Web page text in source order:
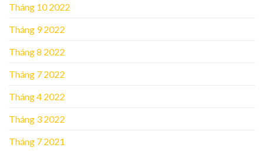
Tháng 10 2022
Tháng 9 2022
Tháng 8 2022
Tháng 7 2022
Tháng 4 2022
Tháng 3 2022
Tháng 7 2021